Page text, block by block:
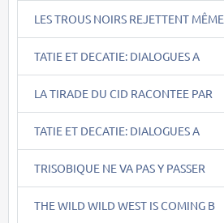
LES TROUS NOIRS REJETTENT MÊME
TATIE ET DECATIE: DIALOGUES A
LA TIRADE DU CID RACONTEE PAR
TATIE ET DECATIE: DIALOGUES A
TRISOBIQUE NE VA PAS Y PASSER
THE WILD WILD WEST IS COMING B